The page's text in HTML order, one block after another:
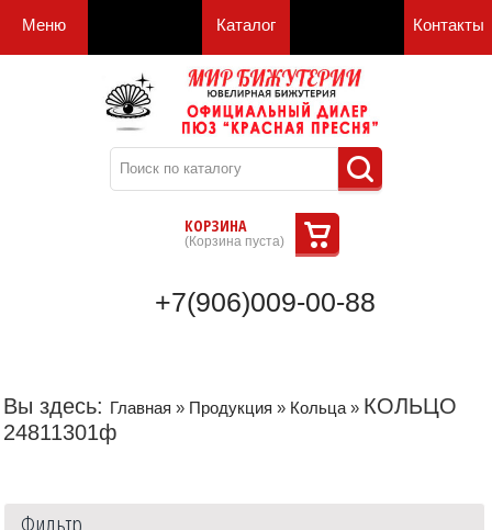
Меню Каталог Контакты
КОРЗИНА
(Корзина пуста)
+7(906)009-00-88
Вы здесь: Главная » Продукция » Кольца » КОЛЬЦО
24811301ф
Фильтр